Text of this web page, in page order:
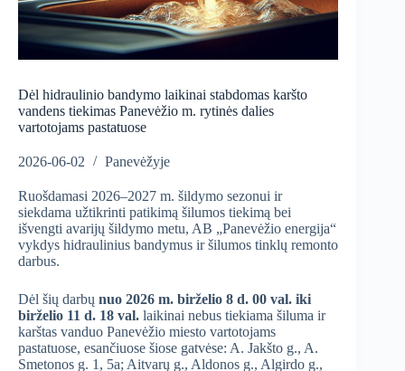
Dėl hidraulinio bandymo laikinai stabdomas karšto
vandens tiekimas Panevėžio m. rytinės dalies
vartotojams pastatuose
2026-06-02 Panevėžyje
Ruošdamasi 2026–2027 m. šildymo sezonui ir
siekdama užtikrinti patikimą šilumos tiekimą bei
išvengti avarijų šildymo metu, AB „Panevėžio energija“
vykdys hidraulinius bandymus ir šilumos tinklų remonto
darbus.
Dėl šių darbų nuo 2026 m. birželio 8 d. 00 val. iki
birželio 11 d. 18 val. laikinai nebus tiekiama šiluma ir
karštas vanduo Panevėžio miesto vartotojams
pastatuose, esančiuose šiose gatvėse: A. Jakšto g., A.
Smetonos g. 1, 5a; Aitvarų g., Aldonos g., Algirdo g.,